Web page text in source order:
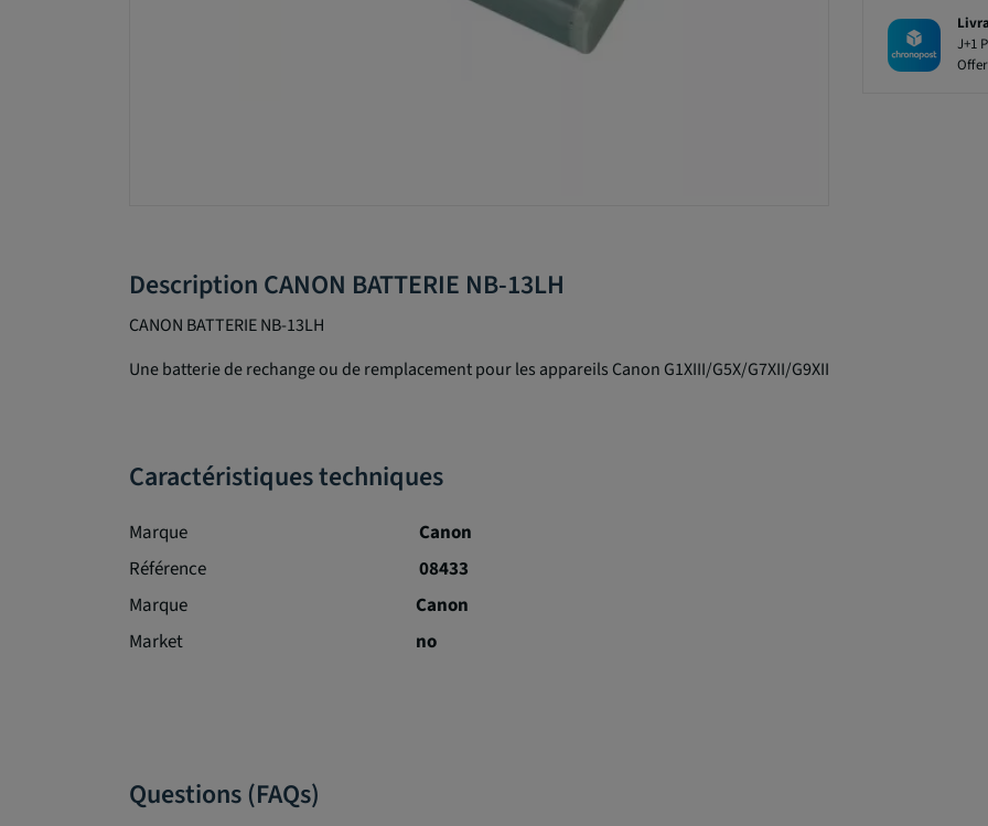
J+1
Description CANON BATTERIE NB-13LH
CANON BATTERIE NB-13LH
Une batterie de rechange ou de remplacement pour les appareils Canon G1XIII/G5X/G7XII/G9XII
Caractéristiques techniques
Marque
Canon
Référence
08433
Marque
Canon
Market
no
Questions (FAQs)